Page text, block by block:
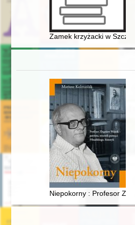
Zamek krzyżacki w
Niepokorny : Profesor